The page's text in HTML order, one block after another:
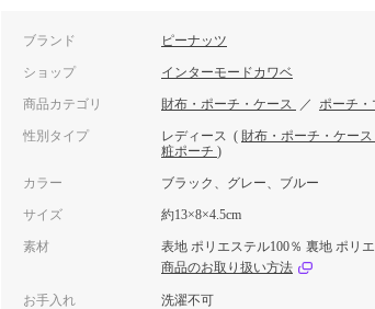
ブランド ピーナッツ
ショップ インターモードカワベ
商品カテゴリ 財布・ポーチ・ケース ／ ポーチ・
性別タイプ レディース ( 財布・ポーチ・ケース
粧ポーチ )
カラー ブラック、グレー、ブルー
サイズ 約13×8×4.5cm
素材
表地 ポリエステル100％ 裏地 ポリ
商品のお取り扱い方法
お手入れ 洗濯不可